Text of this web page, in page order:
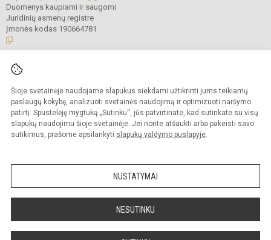
Šioje svetainėje naudojame slapukus siekdami užtikrinti jums teikiamų
paslaugų kokybę, analizuoti svetainės naudojimą ir optimizuoti naršymo
patirtį. Spustelėję mygtuką „Sutinku“, jūs patvirtinate, kad sutinkate su visų
slapukų naudojimu šioje svetainėje. Jei norite atšaukti arba pakeisti savo
sutikimus, prašome apsilankyti slapukų valdymo puslapyje.
NUSTATYMAI
NESUTINKU
Duomenys kaupiami ir saugomi
Juridinių asmenų registre
Įmonės kodas 190664781
© 2021. Trakų r. Paluknio Longino Komolovskio gimnazija. Visos teisės
Kopijuoti turinį be raštiško gimnazijos administracijos sutikimo griežtai
draudžiama.
Prieinamumo paraiška Slapukų valdymas
Sumanus būdas atnaujinti